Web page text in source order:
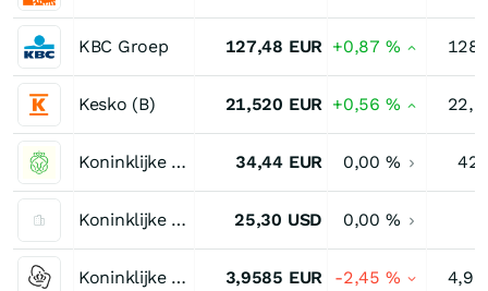
KBC Groep 127,48 EUR +0,87 %
Kesko (B) 21,520 EUR +0,56 %
Koninklijke Ahold Delhaize 34,44 EUR 0,00 %
Koninklijke DSM 25,30 USD 0,00 %
Koninklijke KPN 3,9585 EUR -2,45 %